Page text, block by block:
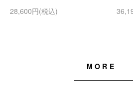
28,600円(税込)
MORE